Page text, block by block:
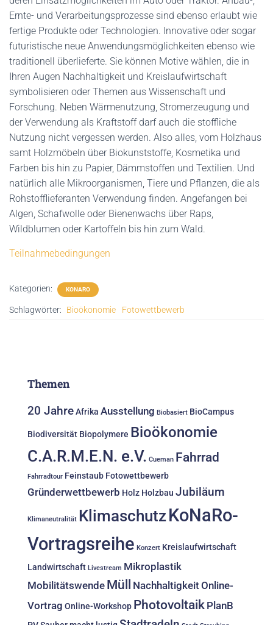
Ernte- und Verarbeitungsprozesse sind ebenso erlaubt wie
fertige Produkte oder Technologien. Innovative oder sogar
futuristische neue Anwendungsmöglichkeiten ebenso wie
traditionell überlieferte. Sie können Motive wählen, die in
Ihren Augen Nachhaltigkeit und Kreislaufwirtschaft
symbolisieren oder Themen aus Wissenschaft und
Forschung. Neben Wärmenutzung, Stromerzeugung und
der Verwendung als Kraftstoff darf auch die stoffliche
Nutzung nicht vergessen werden. Also alles, vom Holzhaus
samt Holzmöbeln über Biokunststoffe, Kosmetika und
Farben bis hin zu Papier, Dämmstoffen und Textilien. Und
natürlich alle Mikroorganismen, Tiere und Pflanzen, die als
Rohstofflieferanten Verwendung finden. Angefangen bei
Algen, Schafwolle oder Bienenwachs über Raps,
Wildblumen oder Kartoffeln bis hin zum Wald.
Teilnahmebedingungen
Kategorien: KONARO
Schlagwörter: Bioökonomie Fotowettbewerb
Themen
20 JahreAfrika Ausstellung Biobasiert BioCampus
Biodiversität Biopolymere Bioökonomie
C.A.R.M.E.N. e.V. Cueman Fahrrad
Fahrradtour Feinstaub Fotowettbewerb
Gründerwettbewerb Holz Holzbau Jubiläum
Klimaneutralität KlimaschutzKoNaRo-
Vortragsreihe Konzert Kreislaufwirtschaft
Landwirtschaft Livestream Mikroplastik
Mobilitätswende Müll NachhaltigkeitOnline-
Vortrag Online-Workshop Photovoltaik PlanB